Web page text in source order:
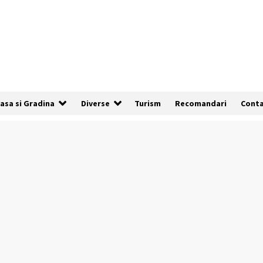
si Gradina Diverse Turism Recomandari